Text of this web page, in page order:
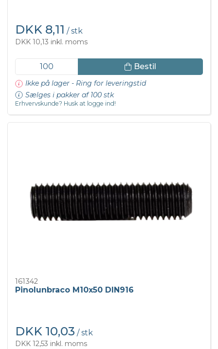
DKK 8,11 / stk
DKK 10,13 inkl. moms
Bestil
Ikke på lager - Ring for leveringstid
Sælges i pakker af 100 stk
Erhvervskunde? Husk at logge ind!
161342
Pinolunbraco M10x50 DIN916
DKK 10,03 / stk
DKK 12,53 inkl. moms